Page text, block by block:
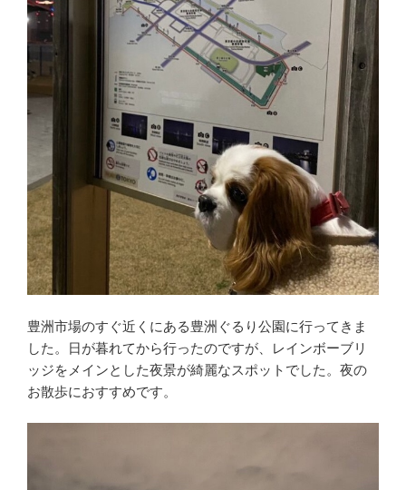
豊洲市場のすぐ近くにある豊洲ぐるり公園に行ってきま
した。日が暮れてから行ったのですが、レインボーブリ
ッジをメインとした夜景が綺麗なスポットでした。夜の
お散歩におすすめです。